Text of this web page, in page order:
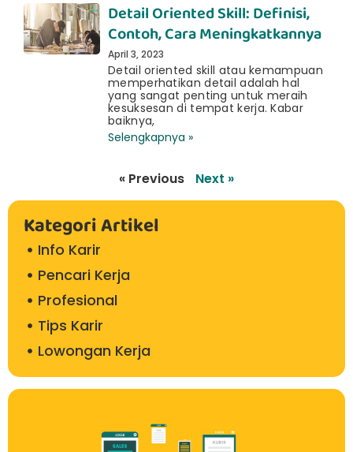
Detail Oriented Skill: Definisi,
Contoh, Cara Meningkatkannya
April 3, 2023
Detail oriented skill atau kemampuan
memperhatikan detail adalah hal
yang sangat penting untuk meraih
kesuksesan di tempat kerja. Kabar
baiknya,
Selengkapnya »
« Previous Next »
Kategori Artikel
Info Karir
Pencari Kerja
Profesional
Tips Karir
Lowongan Kerja